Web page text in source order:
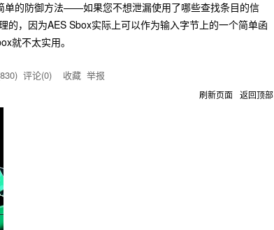
单的防御方法——如果您不想泄漏使用了哪些查找条目的信
的，因为AES Sbox实际上可以作为输入字节上的一个简单函
就不太实用。
830) 评论(0) 收藏 举报
刷新页面 返回顶部